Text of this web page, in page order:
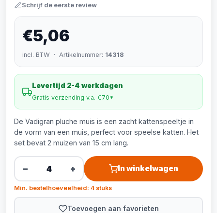
Schrijf de eerste review
€5,06
incl. BTW · Artikelnummer: 14318
Levertijd 2-4 werkdagen
Gratis verzending v.a. €70*
De Vadigran pluche muis is een zacht kattenspeeltje in
de vorm van een muis, perfect voor speelse katten. Het
set bevat 2 muizen van 15 cm lang.
− + In winkelwagen
Min. bestelhoeveelheid: 4 stuks
Toevoegen aan favorieten